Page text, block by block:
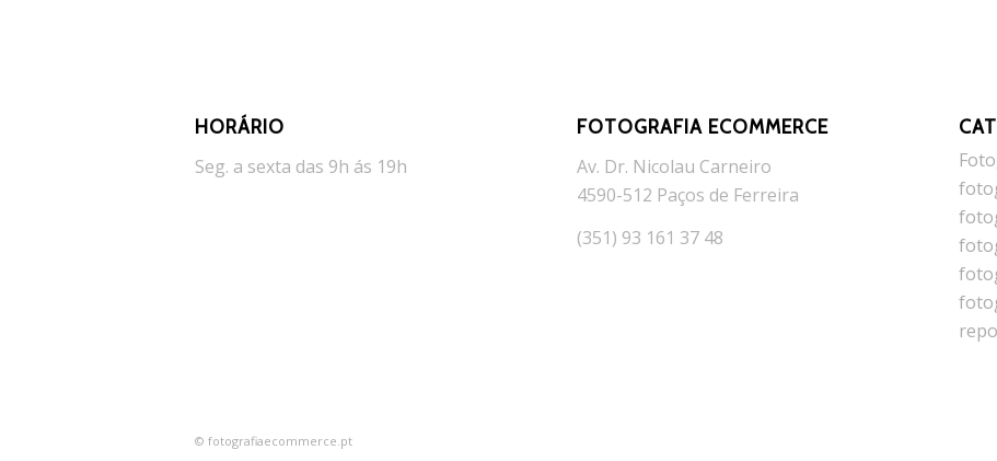
HORÁRIO
Seg. a sexta das 9h ás 19h
FOTOGRAFIA ECOMMERCE
Av. Dr. Nicolau Carneiro
4590-512 Paços de Ferreira
(351) 93 161 37 48
© fotografiaecommerce.pt